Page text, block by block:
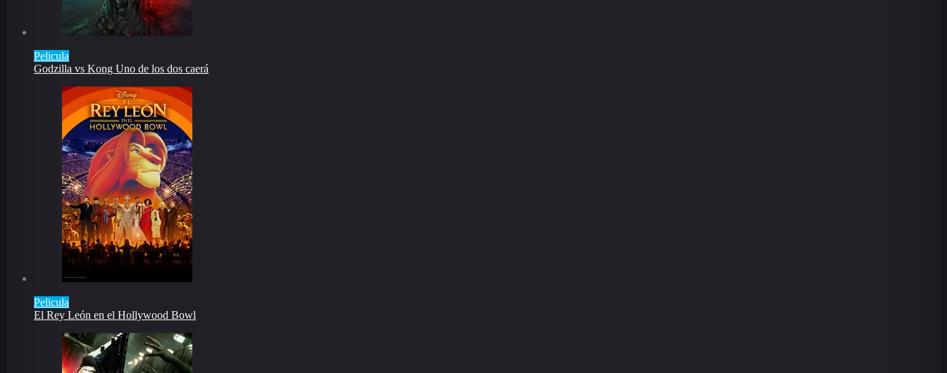
Pelicula
Godzilla vs Kong Uno de los dos caerá
Pelicula
El Rey León en el Hollywood Bowl